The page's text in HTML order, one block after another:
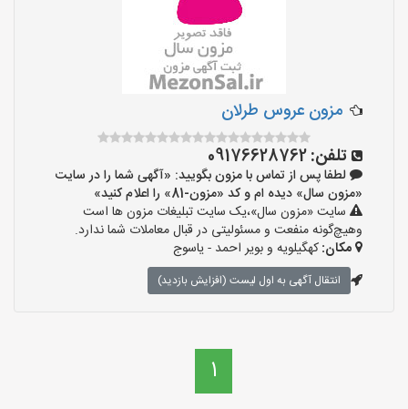
مزون عروس طرلان
تلفن:09176628762
لطفا پس از تماس با مزون بگویید: «آگهی شما را در سایت
«مزون سال» دیده ام و کد «مزون-81» را اعلام کنید»
سایت «مزون سال»،یک سایت تبلیغات مزون ها است
وهیچ‌گونه منفعت و مسئولیتی در قبال معاملات شما ندارد.
مکان:کهگیلویه و بویر احمد - یاسوج
انتقال آگهی به اول لیست (افزایش بازدید)
1